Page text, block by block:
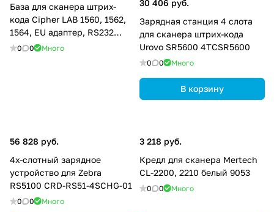
База для сканера штрих-
кода Cipher LAB 1560, 1562,
1564, EU адаптер, RS232
кабель A3656NBA0R005
0 0 Много
30 406 руб.
Зарядная станция 4 слота
для сканера штрих-кода
Urovo SR5600 4TCSR5600
0 0 Много
В корзину
56 828 руб.
4х-слотный зарядное
устройство для Zebra
RS5100 CRD-RS51-4SCHG-01
0 0 Много
3 218 руб.
Кредл для сканера Mertech
CL-2200, 2210 белый 9053
0 0 Много